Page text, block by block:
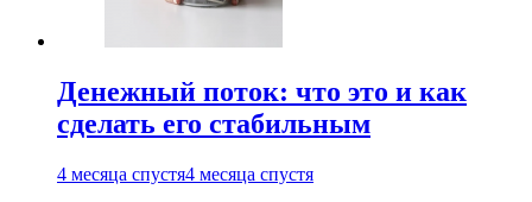
Денежный поток: что это и как
сделать его стабильным
4 месяца спустя4 месяца спустя